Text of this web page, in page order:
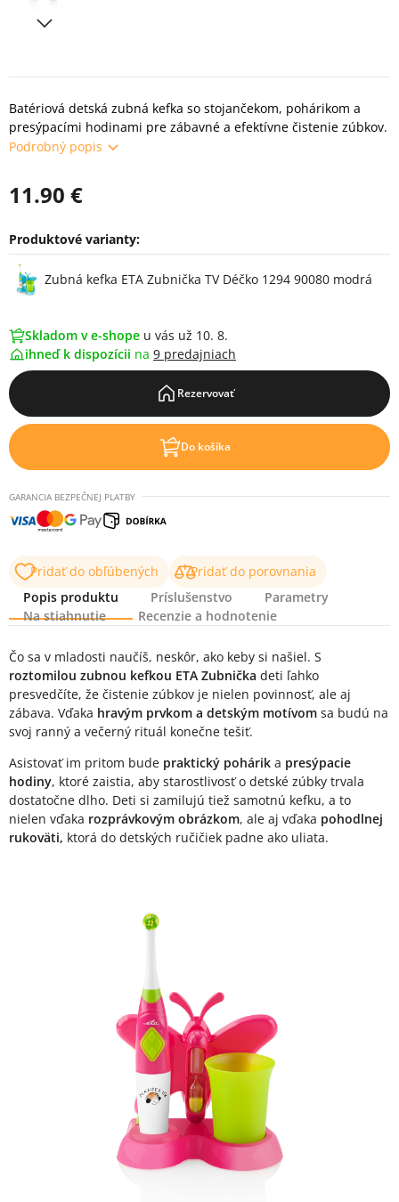
Batériová detská zubná kefka so stojančekom, pohárikom a
presýpacími hodinami pre zábavné a efektívne čistenie zúbkov.
Podrobný popis
11.90 €
Produktové varianty:
Varianty
Zubná kefka ETA Zubnička TV Déčko 1294 90080 modrá
Skladom v e-shope u vás už 10. 8.
ihneď k dispozícii na 9 predajniach
Rezervovať
Do košíka
GARANCIA BEZPEČNEJ PLATBY
Pridať do obľúbených
Pridať do porovnania
Popis produktu
Príslušenstvo
Parametry
Na stiahnutie
Recenzie a hodnotenie
Popis produktu
Čo sa v mladosti naučíš, neskôr, ako keby si našiel. S
roztomilou zubnou kefkou ETA Zubnička deti ľahko
presvedčíte, že čistenie zúbkov je nielen povinnosť, ale aj
zábava. Vďaka hravým prvkom a detským motívom sa budú na
svoj ranný a večerný rituál konečne tešiť.
Asistovať im pritom bude praktický pohárik a presýpacie
hodiny, ktoré zaistia, aby starostlivosť o detské zúbky trvala
dostatočne dlho. Deti si zamilujú tiež samotnú kefku, a to
nielen vďaka rozprávkovým obrázkom, ale aj vďaka pohodlnej
rukoväti, ktorá do detských ručičiek padne ako uliata.